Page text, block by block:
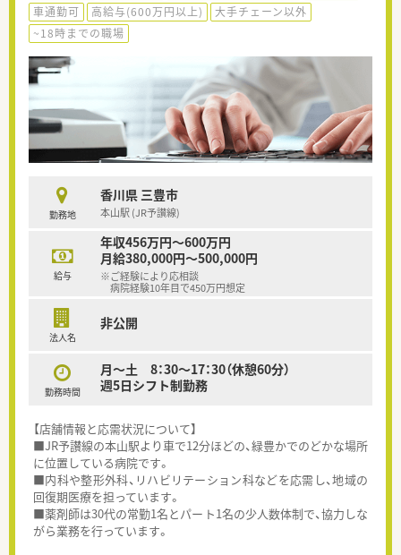
車通勤可
高給与(600万円以上)
大手チェーン以外
~18時までの職場
勤務地
香川県 三豊市
本山駅 (JR予讃線)
給与
年収456万円～600万円
月給380,000円～500,000円
※ご経験により応相談
病院経験10年目で450万円想定
法人名
非公開
勤務時間
月～土 8：30～17：30（休憩60分）
週5日シフト制勤務
【店舗情報と応需状況について】
■JR予讃線の本山駅より車で12分ほどの、緑豊かでのどかな場所
に位置している病院です。
■内科や整形外科、リハビリテーション科などを応需し、地域の
回復期医療を担っています。
■薬剤師は30代の常勤1名とパート1名の少人数体制で、協力しな
がら業務を行っています。